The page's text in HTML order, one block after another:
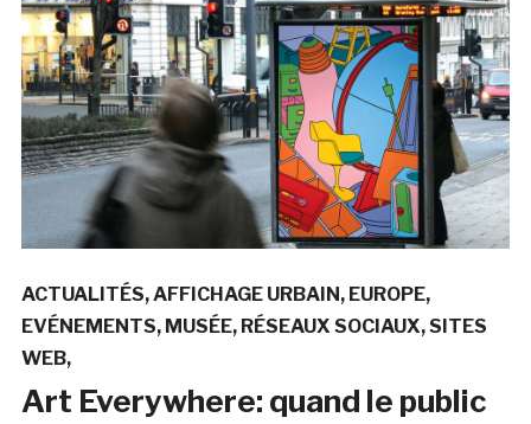
ACTUALITÉS AFFICHAGE URBAIN EUROPE
EVÉNEMENTS MUSÉE RÉSEAUX SOCIAUX SITES
WEB
Art Everywhere: quand le public